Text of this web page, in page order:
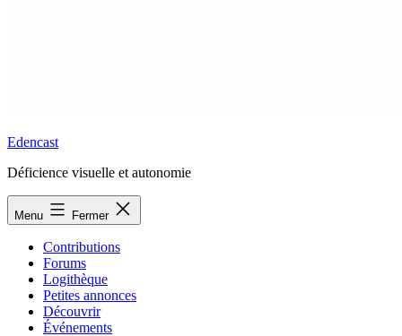
Edencast
Déficience visuelle et autonomie
Menu Fermer
Contributions
Forums
Logithèque
Petites annonces
Découvrir
Événements